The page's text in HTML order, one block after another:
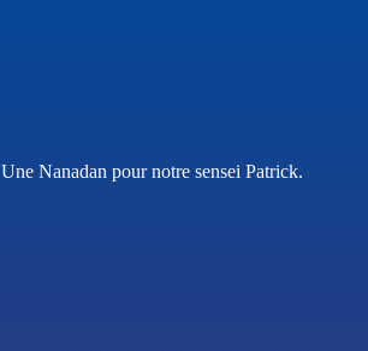
Une Nanadan pour notre sensei Patrick.